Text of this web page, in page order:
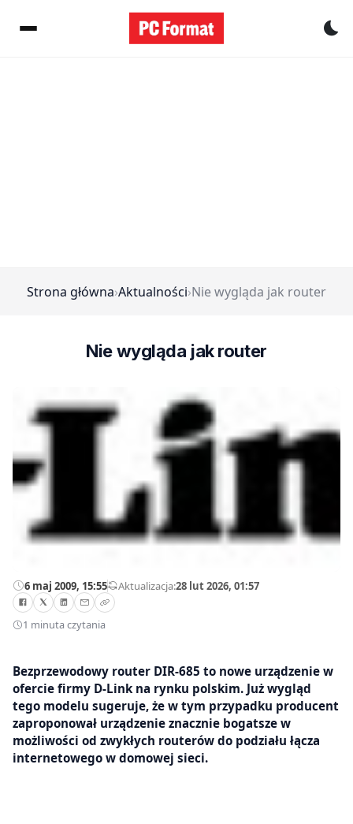
Strona główna›Aktualności›Nie wygląda jak router
Nie wygląda jak router
6 maj 2009, 15:55—Aktualizacja:28 lut 2026, 01:57
1 minuta czytania
Bezprzewodowy router DIR-685 to nowe urządzenie w
ofercie firmy D-Link na rynku polskim. Już wygląd
tego modelu sugeruje, że w tym przypadku producent
zaproponował urządzenie znacznie bogatsze w
możliwości od zwykłych routerów do podziału łącza
internetowego w domowej sieci.